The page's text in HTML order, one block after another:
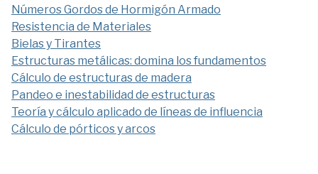
Números Gordos de Hormigón Armado
Resistencia de Materiales
Bielas y Tirantes
Estructuras metálicas: domina los fundamentos
Cálculo de estructuras de madera
Pandeo e inestabilidad de estructuras
Teoría y cálculo aplicado de líneas de influencia
Cálculo de pórticos y arcos